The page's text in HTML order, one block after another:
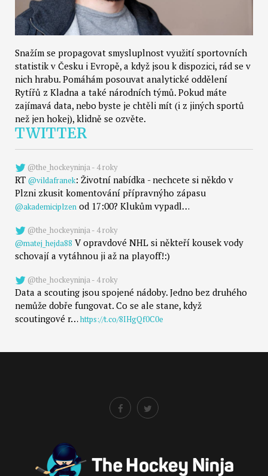
Snažím se propagovat smysluplnost využití sportovních
statistik v Česku i Evropě, a když jsou k dispozici, rád se v
nich hrabu. Pomáhám posouvat analytické oddělení
Rytířů z Kladna a také národních týmů. Pokud máte
zajímavá data, nebo byste je chtěli mít (i z jiných sportů
než jen hokej), klidně se ozvěte.
TWITTER
@the_hockeyninja - 4 roky
RT @vildafranek: Životní nabídka - nechcete si někdo v
Plzni zkusit komentování přípravnýho zápasu
@akademiciplzen od 17:00? Klukům vypadl…
@the_hockeyninja - 4 roky
@matej_hejda88 V opravdové NHL si někteří kousek vody
schovají a vytáhnou ji až na playoff!:)
@the_hockeyninja - 4 roky
Data a scouting jsou spojené nádoby. Jedno bez druhého
nemůže dobře fungovat. Co se ale stane, když
scoutingové r…https://t.co/8IHgQf0C0e